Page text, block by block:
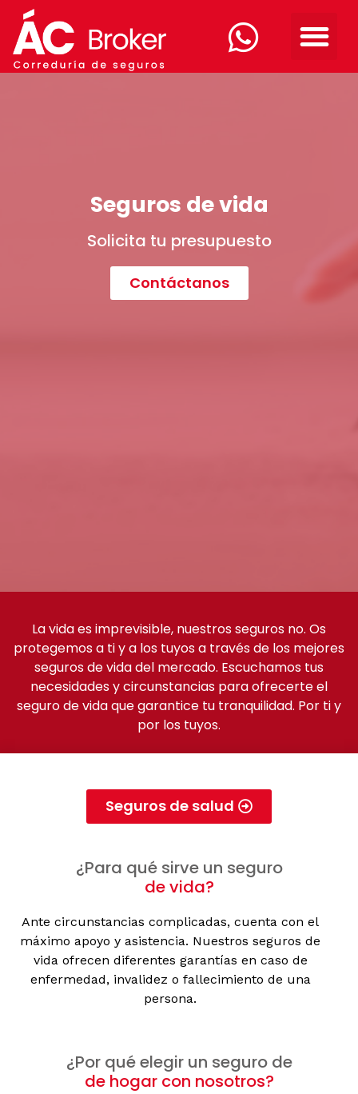
Seguros de vida
Solicita tu presupuesto
Contáctanos
La vida es imprevisible, nuestros seguros no. Os
protegemos a ti y a los tuyos a través de los mejores
seguros de vida del mercado. Escuchamos tus
necesidades y circunstancias para ofrecerte el
seguro de vida que garantice tu tranquilidad. Por ti y
por los tuyos.
Seguros de salud
¿Para qué sirve un seguro
de vida?
Ante circunstancias complicadas, cuenta con el
máximo apoyo y asistencia. Nuestros seguros de
vida ofrecen diferentes garantías en caso de
enfermedad, invalidez o fallecimiento de una
persona.
¿Por qué elegir un seguro de
de hogar con nosotros?